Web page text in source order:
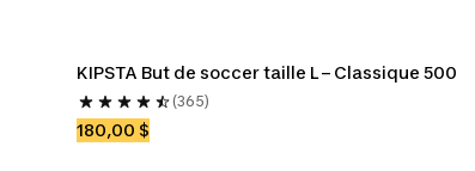
KIPSTA But de soccer taille L – Classique 500
(365)
180,00 $